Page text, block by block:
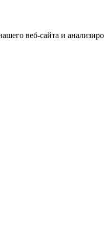
веб-сайта и